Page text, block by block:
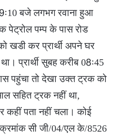
बजे लगभग रवाना हुआ
पेट्रोल पम्प के पास रोड
खडी कर प्रार्थी अपने घर
प्रार्थी सुबह करीब 08ः45
पहुंचा तो देखा उक्त ट्रक को
सहित ट्रक नहीं था,
पता नहीं चला। कोई
सी जी/04/एल के/8526